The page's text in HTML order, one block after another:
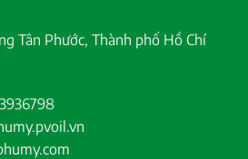
Tân Phước, Thành phố Hồ Chí